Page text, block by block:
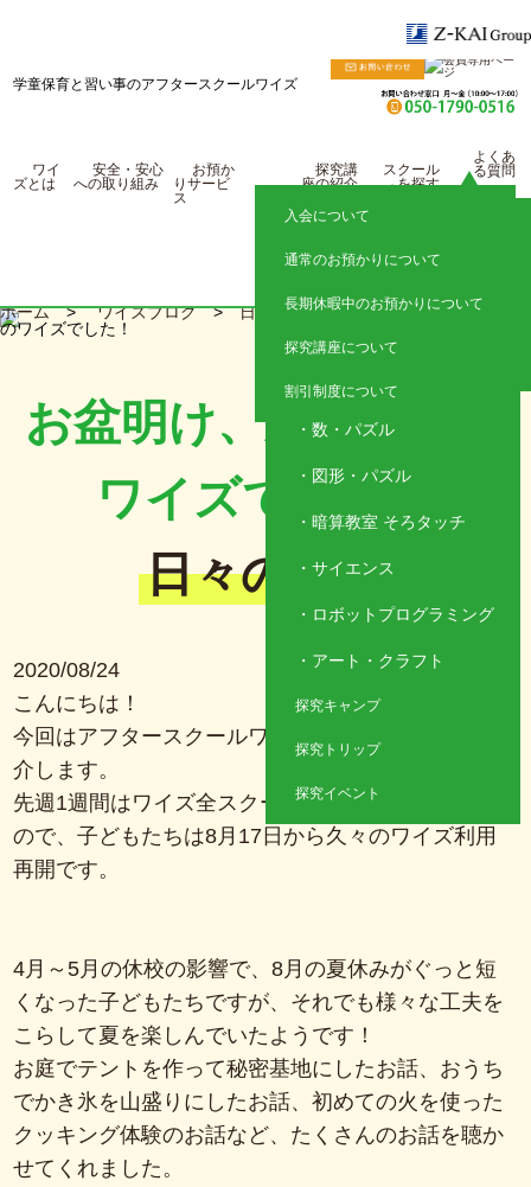
学童保育と習い事のアフタースクールワイズ
ワイ
ズとは
安全・安心
への取り組み
お預か
りサービ
ス
探究講
座の紹介
探究クラス
ュ
数・パズル
図形・パズル
暗算教室 そろタッチ
サイエンス
ロボットプログラミング
アート・クラフト
探究キャンプ
探究トリップ
探究イベント
スクール
を探す
神奈川
埼玉
よくあ
る質問
入会について
通常のお預かりについて
長期休暇中のお預かりについて
探究講座について
割引制度について
ホーム>ワイズブログ>日々の様子> お盆明け、久しぶり
のワイズでした！
お盆明け、久しぶりの
ワイズでした！
日々の様子
2020/08/24
こんにちは！
今回はアフタースクールワイズ鹿島田の様子をご紹
介します。
先週1週間はワイズ全スクールがお盆閉室期間でした
ので、子どもたちは8月17日から久々のワイズ利用
再開です。
4月～5月の休校の影響で、8月の夏休みがぐっと短
くなった子どもたちですが、それでも様々な工夫を
こらして夏を楽しんでいたようです！
お庭でテントを作って秘密基地にしたお話、おうち
でかき氷を山盛りにしたお話、初めての火を使った
クッキング体験のお話など、たくさんのお話を聴か
せてくれました。